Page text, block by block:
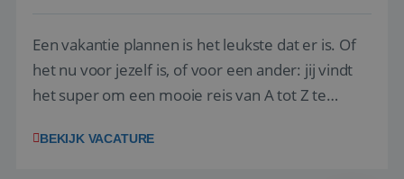
Een vakantie plannen is het leukste dat er is. Of
het nu voor jezelf is, of voor een ander: jij vindt
het super om een mooie reis van A tot Z te
vakantiegangers de meest prachtige plekjes op
BEKIJK VACATURE